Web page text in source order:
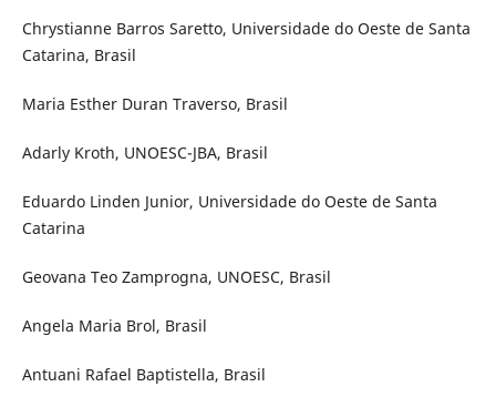
Chrystianne Barros Saretto, Universidade do Oeste de Santa
Catarina, Brasil
Maria Esther Duran Traverso, Brasil
Adarly Kroth, UNOESC-JBA, Brasil
Eduardo Linden Junior, Universidade do Oeste de Santa
Catarina
Geovana Teo Zamprogna, UNOESC, Brasil
Angela Maria Brol, Brasil
Antuani Rafael Baptistella, Brasil